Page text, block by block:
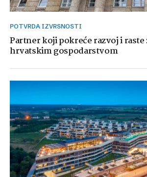
POTVRDA IZVRSNOSTI
Partner koji pokreće razvoj i raste
hrvatskim gospodarstvom